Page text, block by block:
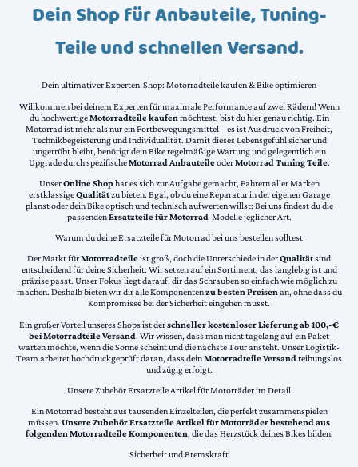
Dein Shop für Anbauteile, Tuning-
Teile und schnellen Versand.
Dein ultimativer Experten-Shop: Motorradteile kaufen & Bike optimieren
Willkommen bei deinem Experten für maximale Performance auf zwei Rädern! Wenn
du hochwertigeMotorradteile kaufen möchtest, bist du hier genau richtig. Ein
Motorrad ist mehr als nur ein Fortbewegungsmittel – es ist Ausdruck von Freiheit,
Technikbegeisterung und Individualität. Damit dieses Lebensgefühl sicher und
ungetrübt bleibt, benötigt dein Bike regelmäßige Wartung und gelegentlich ein
Upgrade durch spezifischeMotorrad AnbauteileoderMotorrad Tuning Teile.
UnserOnline Shophat es sich zur Aufgabe gemacht, Fahrern aller Marken
erstklassigeQualitätzu bieten. Egal, ob du eine Reparatur in der eigenen Garage
planst oder dein Bike optisch und technisch aufwerten willst: Bei uns findest du die
passendenErsatzteile für Motorrad-Modelle jeglicher Art.
Warum du deine Ersatzteile für Motorrad bei uns bestellen solltest
Der Markt fürMotorradteileist groß, doch die Unterschiede in derQualitätsind
entscheidend für deine Sicherheit. Wir setzen auf ein Sortiment, das langlebig ist und
präzise passt. Unser Fokus liegt darauf, dir das Schrauben so einfach wie möglich zu
machen. Deshalb bieten wir dir alle Komponentenzu besten Preisenan, ohne dass du
Kompromisse bei der Sicherheit eingehen musst.
Ein großer Vorteil unseres Shops ist derschneller kostenloser Lieferung ab 100,-€
bei Motorradteile Versand. Wir wissen, dass man nicht tagelang auf ein Paket
warten möchte, wenn die Sonne scheint und die nächste Tour ansteht. Unser Logistik-
Team arbeitet hochdruckgeprüft daran, dass deinMotorradteile Versand reibungslos
und zügig erfolgt.
Unsere Zubehör Ersatzteile Artikel für Motorräder im Detail
Ein Motorrad besteht aus tausenden Einzelteilen, die perfekt zusammenspielen
müssen. Unsere Zubehör Ersatzteile Artikel für Motorräder bestehend aus
folgenden Motorradteile Komponenten, die das Herzstück deines Bikes bilden:
Sicherheit und Bremskraft